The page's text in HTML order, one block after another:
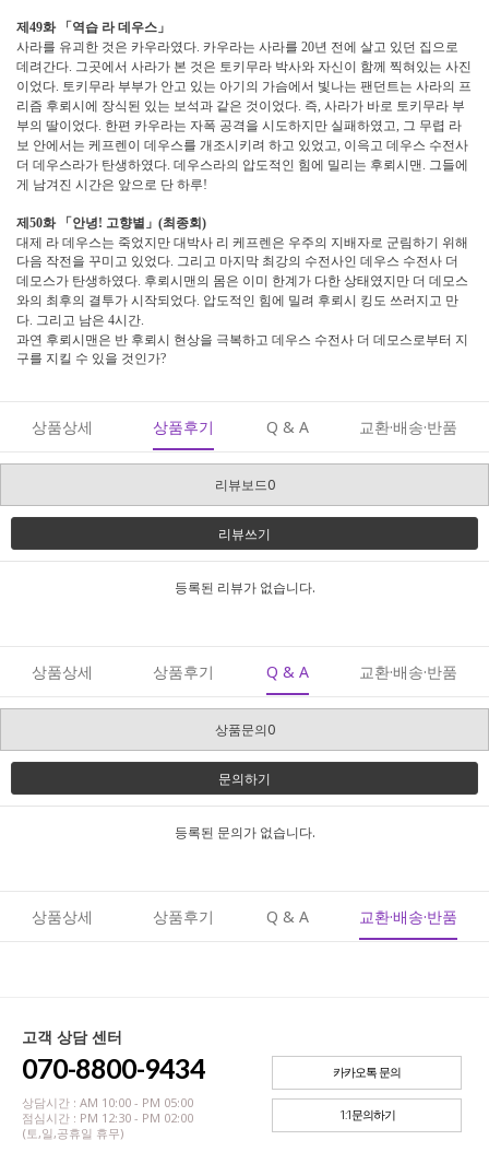
제49화 「역습 라 데우스 」
사라를 유괴한 것은 카우라였다. 카우라는 사라를 20년 전에 살고 있던 집으로
데려간다. 그곳에서 사라가 본 것은 토키무라 박사와 자신이 함께 찍혀있는 사진
이었다. 토키무라 부부가 안고 있는 아기의 가슴에서 빛나는 팬던트는 사라의 프
리즘 후뢰시에 장식된 있는 보석과 같은 것이었다. 즉, 사라가 바로 토키무라 부
부의 딸이었다. 한편 카우라는 자폭 공격을 시도하지만 실패하였고, 그 무렵 라
보 안에서는 케프렌이 데우스를 개조시키려 하고 있었고, 이윽고 데우스 수전사
더 데우스라가 탄생하였다. 데우스라의 압도적인 힘에 밀리는 후뢰시맨. 그들에
게 남겨진 시간은 앞으로 단 하루!
제50화 「안녕! 고향별 」 (최종회)
대제 라 데우스는 죽었지만 대박사 리 케프렌은 우주의 지배자로 군림하기 위해
다음 작전을 꾸미고 있었다. 그리고 마지막 최강의 수전사인 데우스 수전사 더
데모스가 탄생하였다. 후뢰시맨의 몸은 이미 한계가 다한 상태였지만 더 데모스
와의 최후의 결투가 시작되었다. 압도적인 힘에 밀려 후뢰시 킹도 쓰러지고 만
다. 그리고 남은 4시간.
과연 후뢰시맨은 반 후뢰시 현상을 극복하고 데우스 수전사 더 데모스로부터 지
구를 지킬 수 있을 것인가?
상품상세 상품후기 Q & A 교환·배송·반품
리뷰보드0
리뷰쓰기
등록된 리뷰가 없습니다.
상품상세 상품후기 Q & A 교환·배송·반품
상품문의0
문의하기
등록된 문의가 없습니다.
상품상세 상품후기 Q & A 교환·배송·반품
고객 상담 센터
070-8800-9434
상담시간 : AM 10:00 - PM 05:00
점심시간 : PM 12:30 - PM 02:00
(토,일,공휴일 휴무)
카카오톡 문의
1:1문의하기